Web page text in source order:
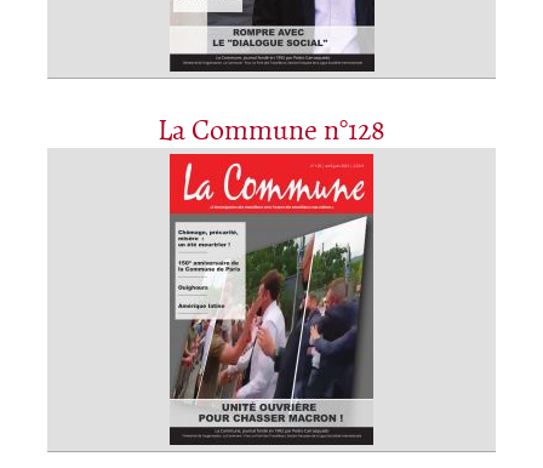
La Commune n°128